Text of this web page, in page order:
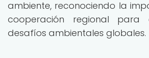
ambiente, reconociendo la
cooperación regional para
desafíos ambientales globales.